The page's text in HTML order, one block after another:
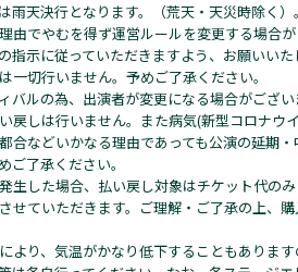
雨天決行となります。（荒天・天災時除く）。
由でやむを得ず運営ルールを変更する場合
指示に従っていただきますよう、お願いい
一切行いません。予めご了承ください。
バルの為、出演者が変更になる場合がござ
戻しは行いません。また病気(新型コロナウ
合などいかなる理由であっても公演の延期
ご了承ください。
生した場合、払い戻し対象はチケット代の
せていただきます。ご理解・ご了承の上、
より、気温がかなり低下することもありま